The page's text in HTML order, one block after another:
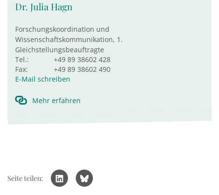
Dr. Julia Hagn
Forschungskoordination und
Wissenschaftskommunikation, 1.
Gleichstellungsbeauftragte
Tel.:
+49 89 38602 428
Fax:
+49 89 38602 490
E-Mail schreiben
Mehr erfahren
Seite teilen: